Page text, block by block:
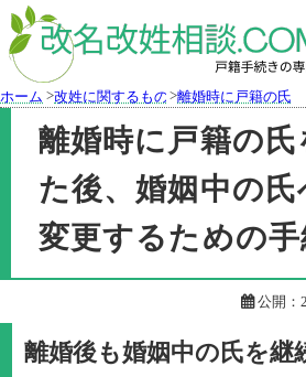
ホーム >改姓に関するもの >離婚時に戸籍の氏
離婚時に戸籍の氏
た後、婚姻中の
変更するための
公開：
離婚後も婚姻中の氏を継